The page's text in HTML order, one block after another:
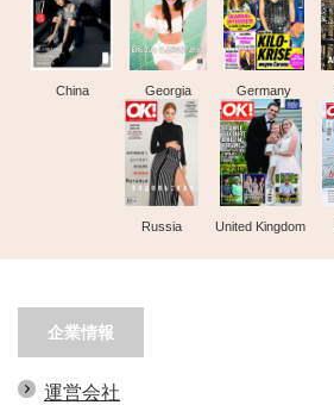
China Georgia Germany
Russia United Kingdom
企業情報
運営会社